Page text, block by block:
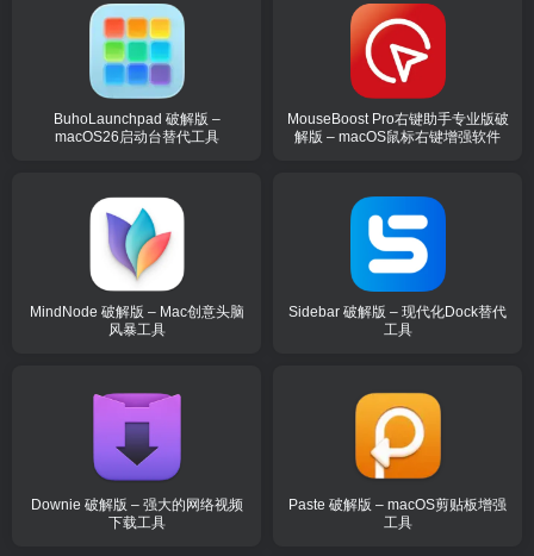
BuhoLaunchpad 破解版 –
macOS26启动台替代工具
MouseBoost Pro右键助手专业版破
解版 – macOS鼠标右键增强软件
MindNode 破解版 – Mac创意头脑
风暴工具
Sidebar 破解版 – 现代化Dock替代
工具
Downie 破解版 – 强大的网络视频
下载工具
Paste 破解版 – macOS剪贴板增强
工具